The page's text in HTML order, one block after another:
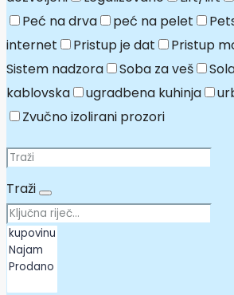
Peć na drva
peć na pelet
internet
Pristup je dat Pristup
Sistem nadzora
Soba za veš
kablovska
ugradbena kuhinja
Zvučno izolirani prozori
Traži